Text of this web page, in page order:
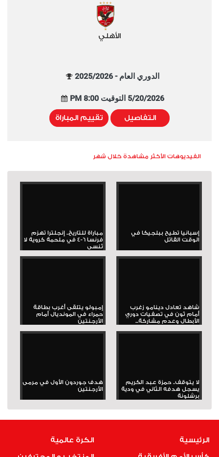
الأهلي
الدوري العام - 2025/2026
5/20/2026 التوقيت 8:00 PM
التفاصيل تقييم المباراة
الفيديوهات الأكثر مشاهدة خلال شهر
إسبانيا تطيح ببلجيكا في
الوقت القاتل
مباراة للتاريخ.. إنجلترا تهزم
فرنسا 6-4 في ملحمة كروية لا
تُنسى
شاهد تعادل دينامو زغرب
أمام ثون في تصفيات دوري
الأبطال وعدم مشاركة...
إمبولو يتلقى أغرب بطاقة
حمراء في المونديال أمام
الأرجنتين
لا يتوقف.. حمزة عبد الكريم
يسجل هدفه الثاني في ودية
برشلونة
هدف جوردون الأول في مرمى
الأرجنتين
الرئيسية
الكرة عالمية